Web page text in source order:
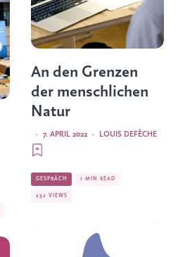
An den Grenzen
der menschlichen
Natur
LOUIS DEFÈCHE
·
7. APRIL 2022
·
GESPRÄCH 1 MIN READ
232 VIEWS